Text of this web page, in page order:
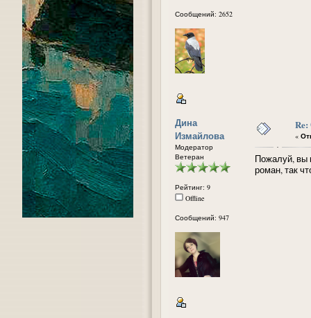
Сообщений: 2652
Дина
Измайлова
Модератор
Ветеран
Рейтинг: 9
Offline
Сообщений: 947
«
Пожалуй, вы
роман, так